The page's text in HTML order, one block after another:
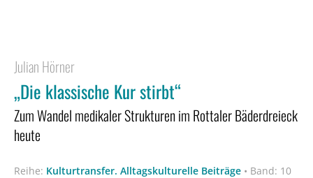
Julian Hörner
„Die klassische Kur stirbt“
Zum Wandel medikaler Strukturen im Rottaler Bäderdreieck
heute
Reihe: Kulturtransfer. Alltagskulturelle Beiträge • Band: 10